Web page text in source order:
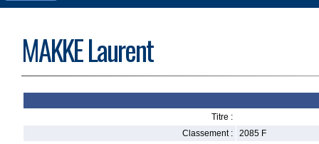
MAKKE Laurent
Titre :
Classement :
2085 F